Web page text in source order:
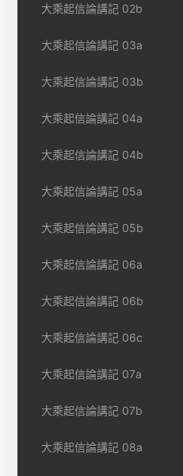
大乘起信論講記 02b
大乘起信論講記 03a
大乘起信論講記 03b
大乘起信論講記 04a
大乘起信論講記 04b
大乘起信論講記 05a
大乘起信論講記 05b
大乘起信論講記 06a
大乘起信論講記 06b
大乘起信論講記 06c
大乘起信論講記 07a
大乘起信論講記 07b
大乘起信論講記 08a